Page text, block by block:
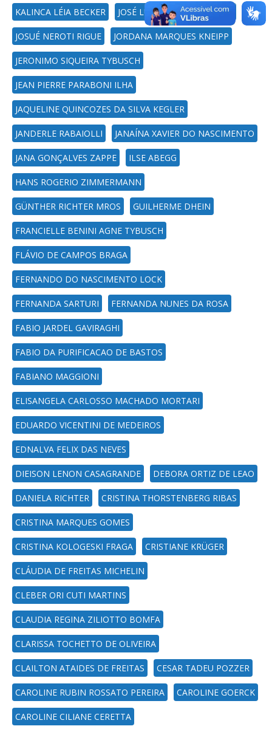
KALINCA LÉIA BECKER JOSÉ LUIZ DE MOURA FILHO
JOSUÉ NEROTI RIGUE JORDANA MARQUES KNEIPP
JERONIMO SIQUEIRA TYBUSCH
JEAN PIERRE PARABONI ILHA
JAQUELINE QUINCOZES DA SILVA KEGLER
JANDERLE RABAIOLLI JANAÍNA XAVIER DO NASCIMENTO
JANA GONÇALVES ZAPPE ILSE ABEGG
HANS ROGERIO ZIMMERMANN
GÜNTHER RICHTER MROS GUILHERME DHEIN
FRANCIELLE BENINI AGNE TYBUSCH
FLÁVIO DE CAMPOS BRAGA
FERNANDO DO NASCIMENTO LOCK
FERNANDA SARTURI FERNANDA NUNES DA ROSA
FABIO JARDEL GAVIRAGHI
FABIO DA PURIFICACAO DE BASTOS
FABIANO MAGGIONI
ELISANGELA CARLOSSO MACHADO MORTARI
EDUARDO VICENTINI DE MEDEIROS
EDNALVA FELIX DAS NEVES
DIEISON LENON CASAGRANDE DEBORA ORTIZ DE LEAO
DANIELA RICHTER CRISTINA THORSTENBERG RIBAS
CRISTINA MARQUES GOMES
CRISTINA KOLOGESKI FRAGA CRISTIANE KRÜGER
CLÁUDIA DE FREITAS MICHELIN
CLEBER ORI CUTI MARTINS
CLAUDIA REGINA ZILIOTTO BOMFA
CLARISSA TOCHETTO DE OLIVEIRA
CLAILTON ATAIDES DE FREITAS CESAR TADEU POZZER
CAROLINE RUBIN ROSSATO PEREIRA CAROLINE GOERCK
CAROLINE CILIANE CERETTA